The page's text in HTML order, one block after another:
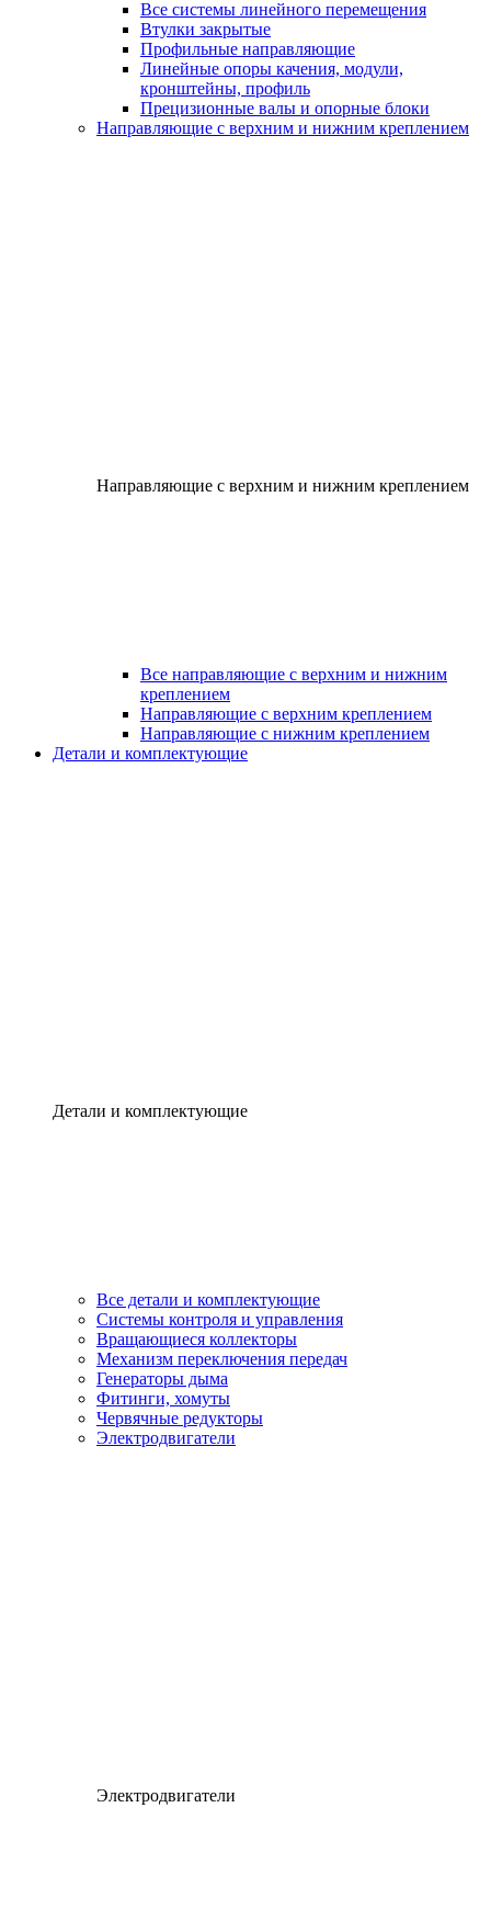
Все системы линейного перемещения
Втулки закрытые
Профильные направляющие
Линейные опоры качения, модули,
кронштейны, профиль
Прецизионные валы и опорные блоки
Направляющие с верхним и нижним креплением
Направляющие с верхним и нижним креплением
Все направляющие с верхним и нижним
креплением
Направляющие с верхним креплением
Направляющие с нижним креплением
Детали и комплектующие
Детали и комплектующие
Все детали и комплектующие
Системы контроля и управления
Вращающиеся коллекторы
Механизм переключения передач
Генераторы дыма
Фитинги, хомуты
Червячные редукторы
Электродвигатели
Электродвигатели